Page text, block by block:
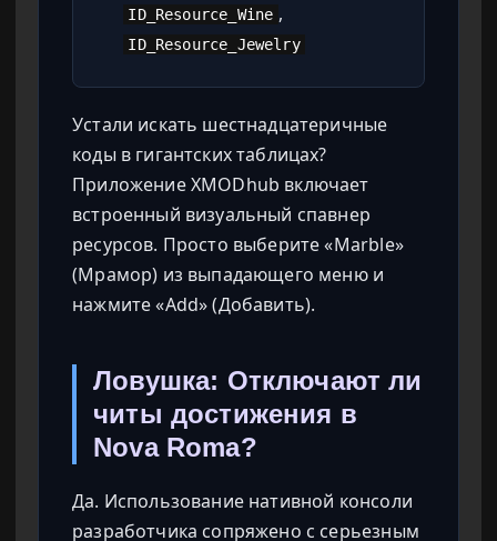
ID_Resource_Wine ,
ID_Resource_Jewelry
Устали искать шестнадцатеричные
коды в гигантских таблицах?
Приложение XMODhub включает
встроенный визуальный спавнер
ресурсов. Просто выберите «Marble»
(Мрамор) из выпадающего меню и
нажмите «Add» (Добавить).
Ловушка: Отключают ли
читы достижения в
Nova Roma?
Да. Использование нативной консоли
разработчика сопряжено с серьезным